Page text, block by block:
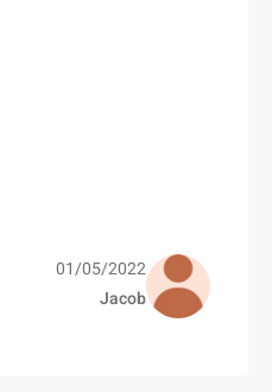
01/05/2022
Jacob